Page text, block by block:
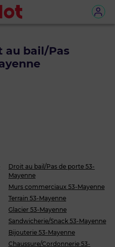
au bail/Pas
Droit au bail/Pas de porte 53-
Mayenne
Murs commerciaux 53-Mayenne
Terrain 53-Mayenne
Glacier 53-Mayenne
Sandwicherie/Snack 53-Mayenne
Bijouterie 53-Mayenne
Chaussure/Cordonnerie 53-